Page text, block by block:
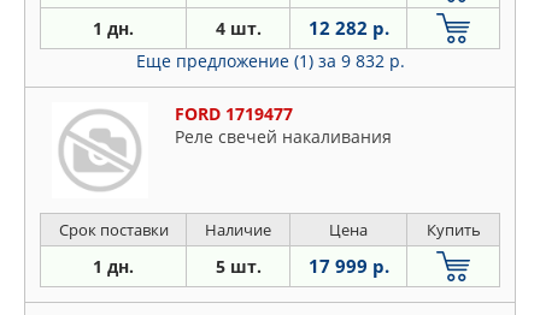
1 дн. 4 шт. 12 282 р.
Еще предложение (1) за 9 832 р.
FORD 1719477
Реле свечей накаливания
Срок поставки Наличие Цена Купить
1 дн. 5 шт. 17 999 р.